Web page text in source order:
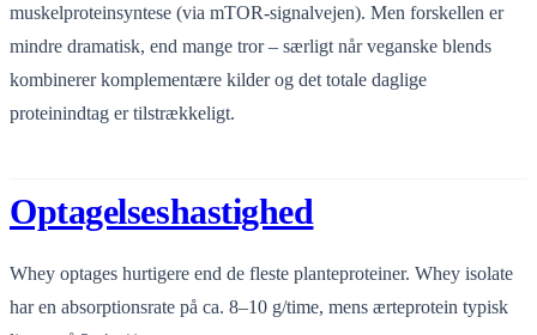
muskelproteinsyntese (via mTOR-signalvejen). Men forskellen er
mindre dramatisk, end mange tror – særligt når veganske blends
kombinerer komplementære kilder og det totale daglige
proteinindtag er tilstrækkeligt.
Optagelseshastighed
Whey optages hurtigere end de fleste planteproteiner. Whey isolate
har en absorptionsrate på ca. 8–10 g/time, mens ærteprotein typisk